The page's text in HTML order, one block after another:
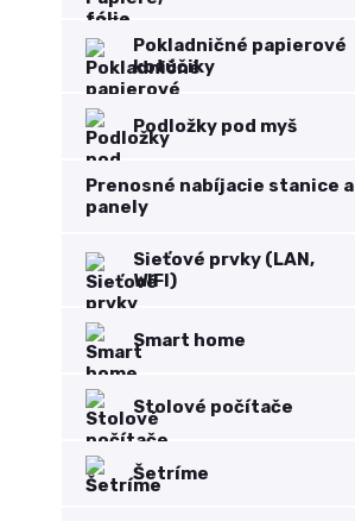
Pokladničné papierové
kotúčiky
Podložky pod myš
Prenosné nabíjacie stanice a
panely
Sieťové prvky (LAN,
WIFI)
Smart home
Stolové počítače
Šetríme